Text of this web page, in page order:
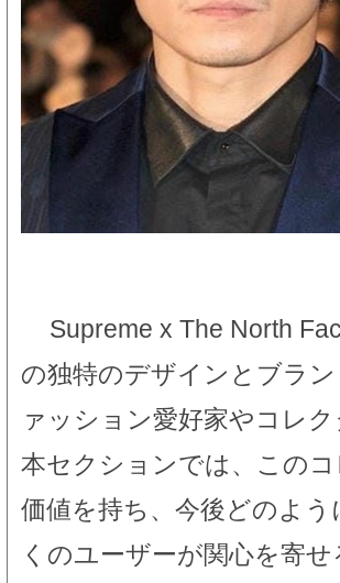
Supreme x The North
の独特のデザインとブラ
ァッション愛好家やコレ
本セクションでは、この
価値を持ち、今後どのよ
くのユーザーが関心を寄